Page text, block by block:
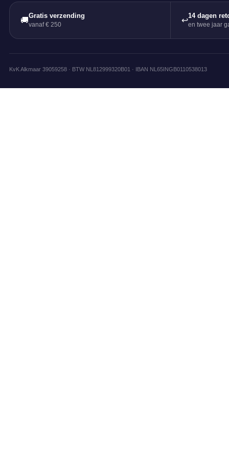
🚚Gratis verzending
vanaf € 250
↩14 dagen
en twee jaar
KvK Alkmaar 39059258 · BTW NL812999320B01 · IBAN NL65INGB0110538013